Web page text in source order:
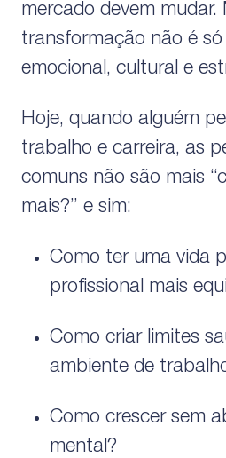
mercado devem mudar.
transformação não é
emocional, cultural e
Hoje, quando alguém
trabalho e carreira, as
comuns não são mais
mais?” e sim:
Como ter uma vida
profissional mais
Como criar limites
ambiente de
Como crescer sem
mental?